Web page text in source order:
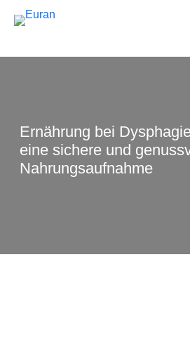
Ernährung bei
eine sichere und
Nahrungsaufnahme